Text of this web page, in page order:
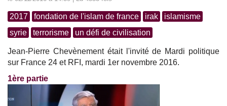
2017 fondation de l'islam de france irak
islamisme
syrie
terrorisme un défi de civilisation
Jean-Pierre Chevènement était l'invité de Mardi politique
sur France 24 et RFI, mardi 1er novembre 2016.
1ère partie